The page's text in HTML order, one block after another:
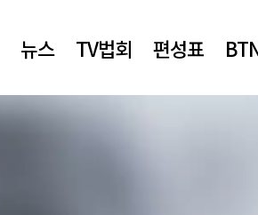
뉴스 TV법회 편성표